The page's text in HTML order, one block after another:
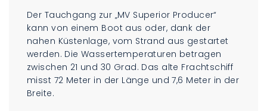
Der Tauchgang zur „MV Superior Producer“
kann von einem Boot aus oder, dank der
nahen Küstenlage, vom Strand aus gestartet
werden. Die Wassertemperaturen betragen
zwischen 21 und 30 Grad. Das alte Frachtschiff
misst 72 Meter in der Länge und 7,6 Meter in der
Breite.